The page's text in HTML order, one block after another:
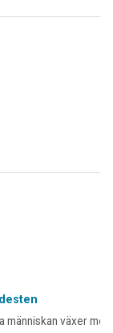
växer med